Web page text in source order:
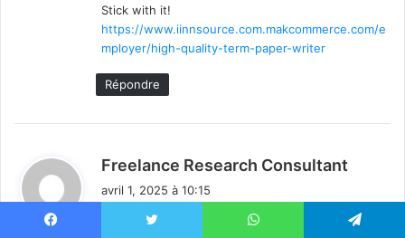
Stick with it!
https://www.iinnsource.com.makcommerce.com/e
mployer/high-quality-term-paper-writer
Répondre
Freelance Research Consultant
t
avril 1, 2025 à 10:15
Very nice blog post. I certainly appreciate this site.